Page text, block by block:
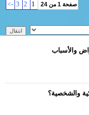
صفحة 1 من 24 2
3
->
والأسباب
والشخصية؟